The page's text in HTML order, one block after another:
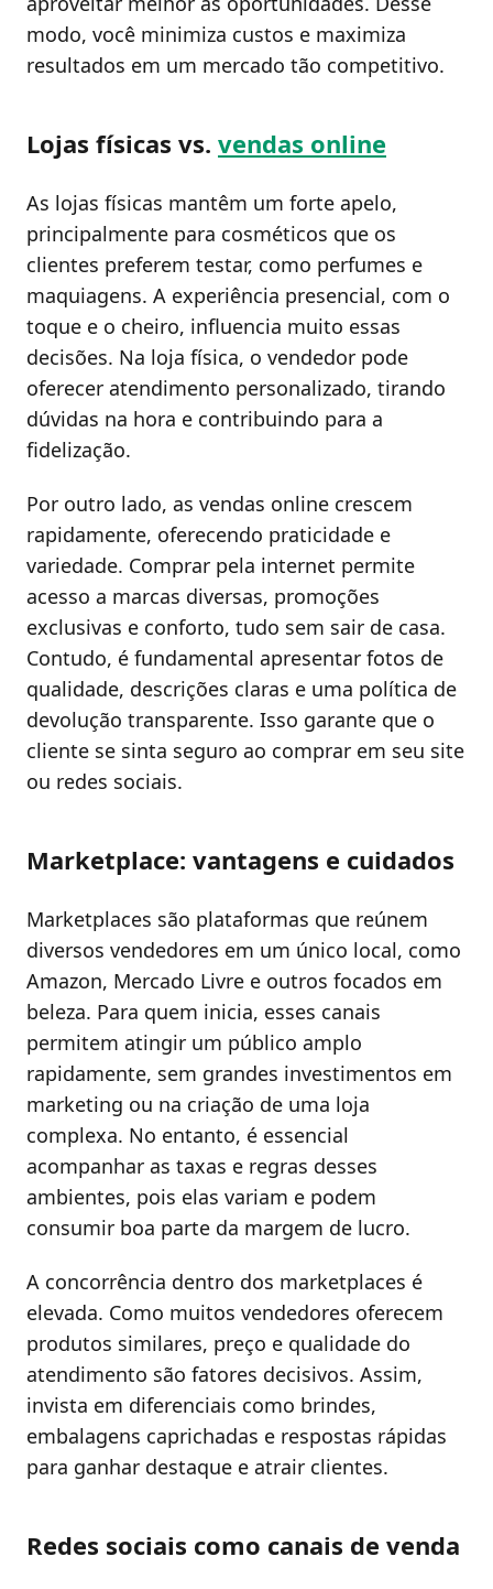
modo, você minimiza custos e maximiza
resultados em um mercado tão competitivo.
Lojas físicas vs. vendas online
As lojas físicas mantêm um forte apelo,
principalmente para cosméticos que os
clientes preferem testar, como perfumes e
maquiagens. A experiência presencial, com o
toque e o cheiro, influencia muito essas
decisões. Na loja física, o vendedor pode
oferecer atendimento personalizado, tirando
dúvidas na hora e contribuindo para a
fidelização.
Por outro lado, as vendas online crescem
rapidamente, oferecendo praticidade e
variedade. Comprar pela internet permite
acesso a marcas diversas, promoções
exclusivas e conforto, tudo sem sair de casa.
Contudo, é fundamental apresentar fotos de
qualidade, descrições claras e uma política de
devolução transparente. Isso garante que o
cliente se sinta seguro ao comprar em seu site
ou redes sociais.
Marketplace: vantagens e cuidados
Marketplaces são plataformas que reúnem
diversos vendedores em um único local, como
Amazon, Mercado Livre e outros focados em
beleza. Para quem inicia, esses canais
permitem atingir um público amplo
rapidamente, sem grandes investimentos em
marketing ou na criação de uma loja
complexa. No entanto, é essencial
acompanhar as taxas e regras desses
ambientes, pois elas variam e podem
consumir boa parte da margem de lucro.
A concorrência dentro dos marketplaces é
elevada. Como muitos vendedores oferecem
produtos similares, preço e qualidade do
atendimento são fatores decisivos. Assim,
invista em diferenciais como brindes,
embalagens caprichadas e respostas rápidas
para ganhar destaque e atrair clientes.
Redes sociais como canais de venda